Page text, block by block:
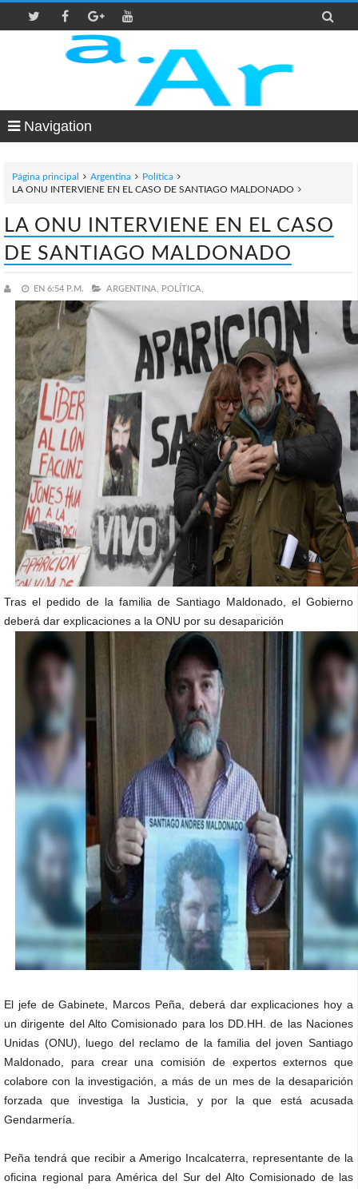

Navigation
Página principal Argentina
Política
LA ONU INTERVIENE EN EL CASO DE SANTIAGO MALDONADO
LA ONU INTERVIENE EN EL CASO
DE SANTIAGO MALDONADO
EN 6:54 P.M. ARGENTINA, POLÍTICA,
Tras el pedido de la familia de Santiago Maldonado, el Gobierno
deberá dar explicaciones a la ONU por su desaparición
El jefe de Gabinete, Marcos Peña, deberá dar explicaciones hoy a
un dirigente del Alto Comisionado para los DD.HH. de las Naciones
Unidas (ONU), luego del reclamo de la familia del joven Santiago
Maldonado, para crear una comisión de expertos externos que
colabore con la investigación, a más de un mes de la desaparición
forzada que investiga la Justicia, y por la que está acusada
Gendarmería.
Peña tendrá que recibir a Amerigo Incalcaterra, representante de la
oficina regional para América del Sur del Alto Comisionado de las